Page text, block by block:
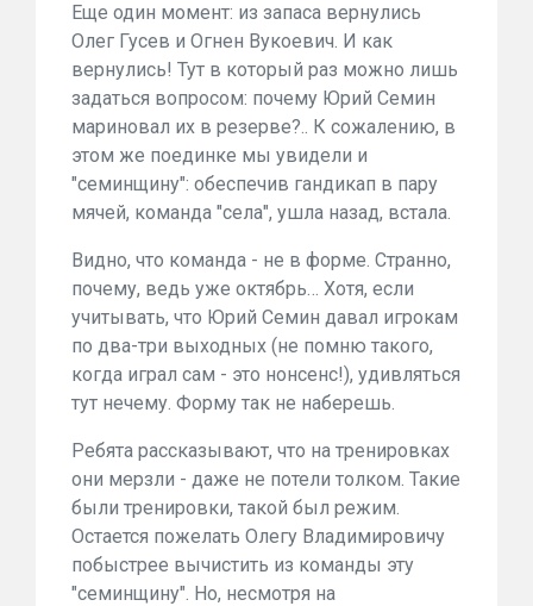
Еще один момент: из запаса вернулись
Олег Гусев и Огнен Вукоевич. И как
вернулись! Тут в который раз можно лишь
задаться вопросом: почему Юрий Семин
мариновал их в резерве?.. К сожалению, в
этом же поединке мы увидели и
"семинщину": обеспечив гандикап в пару
мячей, команда "села", ушла назад, встала.
Видно, что команда - не в форме. Странно,
почему, ведь уже октябрь… Хотя, если
учитывать, что Юрий Семин давал игрокам
по два-три выходных (не помню такого,
когда играл сам - это нонсенс!), удивляться
тут нечему. Форму так не наберешь.
Ребята рассказывают, что на тренировках
они мерзли - даже не потели толком. Такие
были тренировки, такой был режим.
Остается пожелать Олегу Владимировичу
побыстрее вычистить из команды эту
"семинщину". Но, несмотря на